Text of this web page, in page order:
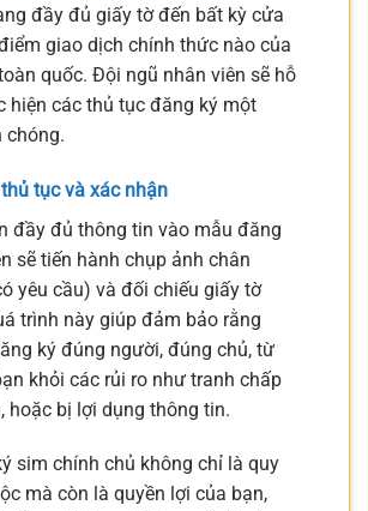
đầy đủ giấy tờ đến bất kỳ cửa
giao dịch chính thức nào của
quốc. Đội ngũ nhân viên sẽ hỗ
hiện các thủ tục đăng ký một
chóng.
tục và xác nhận
đầy đủ thông tin vào mẫu đăng
sẽ tiến hành chụp ảnh chân
yêu cầu) và đối chiếu giấy tờ
trình này giúp đảm bảo rằng
ký đúng người, đúng chủ, từ
khỏi các rủi ro như tranh chấp
hoặc bị lợi dụng thông tin.
sim chính chủ không chỉ là quy
mà còn là quyền lợi của bạn,